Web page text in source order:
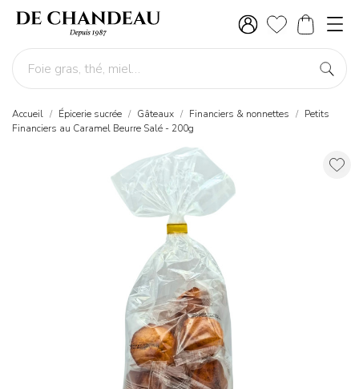
Accueil Épicerie sucrée Gâteaux Financiers & nonnettes
Petits
Financiers au Caramel Beurre Salé - 200g